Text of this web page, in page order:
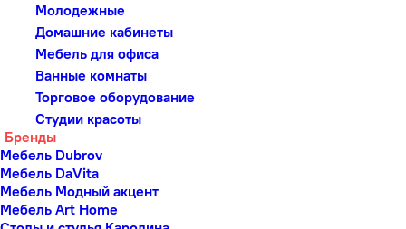
Молодежные
Домашние кабинеты
Мебель для офиса
Ванные комнаты
Торговое оборудование
Студии красоты
Бренды
Мебель Dubrov
Мебель DaVita
Мебель Модный акцент
Мебель Art Home